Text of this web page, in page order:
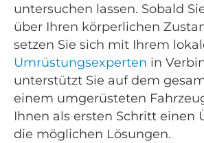
untersuchen lassen. Sobald
über Ihren körperlichen
setzen Sie sich mit Ihrem
Umrüstungsexperten in
unterstützt Sie auf dem
einem umgerüsteten
Ihnen als ersten Schritt einen
die möglichen Lösungen.